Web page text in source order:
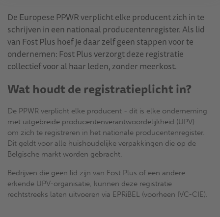
De Europese PPWR verplicht elke producent zich in te
schrijven in een nationaal producentenregister. Als lid
van Fost Plus hoef je daar zelf geen stappen voor te
ondernemen: Fost Plus verzorgt deze registratie
collectief voor al haar leden, zonder meerkost.
Wat houdt de registratieplicht in?
De PPWR verplicht elke producent - dit is elke onderneming
met uitgebreide producentenverantwoordelijkheid (UPV) -
om zich te registreren in het nationale producentenregister.
Dit geldt voor alle huishoudelijke verpakkingen die op de
Belgische markt worden gebracht.
Bedrijven die geen lid zijn van Fost Plus of een andere
erkende UPV-organisatie, kunnen deze registratie
rechtstreeks laten uitvoeren via EPRiBEL (voorheen IVC-CIE).